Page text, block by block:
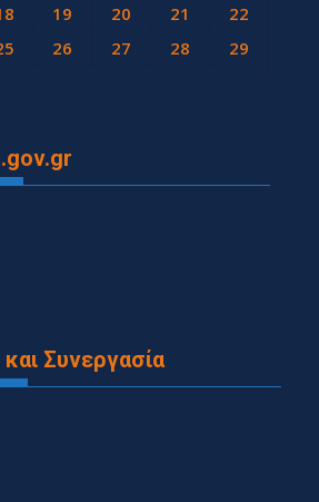
19 20 21
22
26 27 28
29
Συνεργασία